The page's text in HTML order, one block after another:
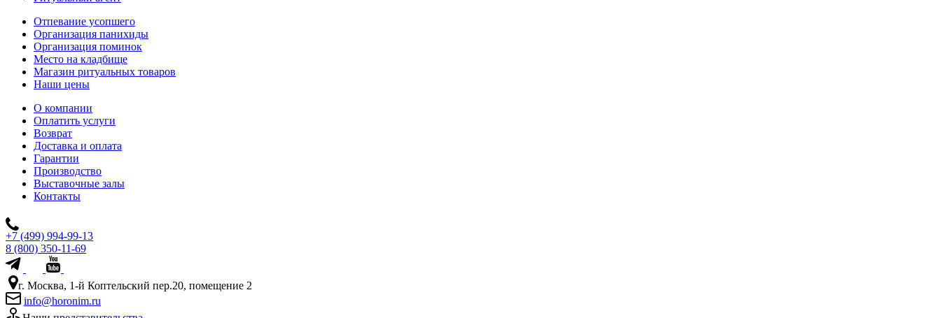
Отпевание усопшего
Организация панихиды
Организация поминок
Место на кладбище
Магазин ритуальных товаров
Наши цены
О компании
Оплатить услуги
Возврат
Доставка и оплата
Гарантии
Производство
Выставочные залы
Контакты
+7 (499) 994-99-13
8 (800) 350-11-69
г. Москва, 1-й Коптельский пер.20, помещение 2
info@horonim.ru